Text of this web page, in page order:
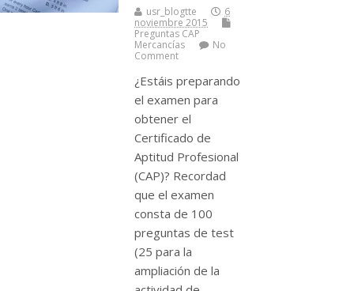
usr_blogtte
6
noviembre 2015
Preguntas CAP
Mercancí­as
No
Comment
¿Estáis preparando
el examen para
obtener el
Certificado de
Aptitud Profesional
(CAP)? Recordad
que el examen
consta de 100
preguntas de test
(25 para la
ampliación de la